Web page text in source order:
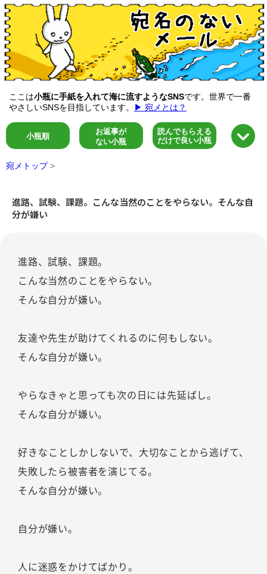
ここは小瓶に手紙を入れて海に流すようなSNSです。世界で一番
やさしいSNSを目指しています。
▶ 宛メとは？
小瓶順
お返事が
ない小瓶
読んでもらえる
だけで良い小瓶
宛メトップ >
進路、試験、課題。こんな当然のことをやらない。そんな自
分が嫌い
進路、試験、課題。
こんな当然のことをやらない。
そんな自分が嫌い。
友達や先生が助けてくれるのに何もしない。
そんな自分が嫌い。
やらなきゃと思っても次の日には先延ばし。
そんな自分が嫌い。
好きなことしかしないで、大切なことから逃げて、
失敗したら被害者を演じてる。
そんな自分が嫌い。
自分が嫌い。
人に迷惑をかけてばかり。